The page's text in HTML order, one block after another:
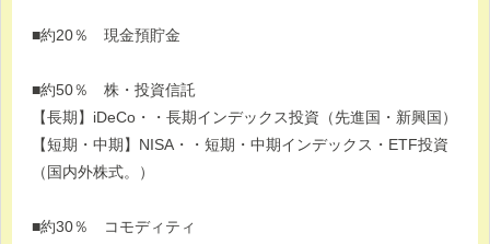
■約20％ 現金預貯金
■約50％ 株・投資信託
【長期】iDeCo・・長期インデックス投資（先進国・新興国）
【短期・中期】NISA・・短期・中期インデックス・ETF投資
（国内外株式。）
■約30％ コモディティ